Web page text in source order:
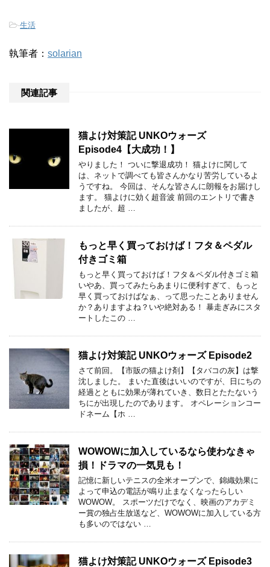
-生活
執筆者： solarian
関連記事
猫よけ対策記 UNKOウォーズ
Episode4【大成功！】
やりました！ ついに撃退成功！ 猫よけに関して
は、ネットで調べても皆さんかなり苦労しているよ
うですね。 今回は、そんな皆さんに朗報をお届けし
ます。 猫よけに効く超音波 前回のエントリで書き
ましたが、超 …
もっと早く買っておけば！フタ＆ペダル
付きゴミ箱
もっと早く買っておけば！フタ＆ペダル付きゴミ箱
いやあ、買ってみたらあまりに便利すぎて、もっと
早く買っておけばなぁ、って思ったことありません
か？ありますよね？いや絶対ある！ 暴走ぎみにスタ
ートしたこの …
猫よけ対策記 UNKOウォーズ Episode2
さて前回。【市販の猫よけ剤】【タバコの灰】は撃
沈しました。 まいた直後はいいのですが、日にちの
経過とともに効果が薄れていき、数日とたたないう
ちにが出現したのであります。 オペレーションコー
ドネーム【ホ …
WOWOWに加入しているなら使わなきゃ
損！ドラマの一気見も！
記憶に新しいテニスの全米オープンで、錦織効果に
よって申込の電話が鳴り止まなくなったらしい
WOWOW。 スポーツだけでなく、映画のアカデミ
ー賞の独占生放送など、WOWOWに加入している方
も多いのではない …
猫よけ対策記 UNKOウォーズ Episode3